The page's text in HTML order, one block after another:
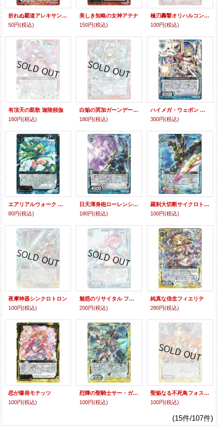
折れぬ覇道アレキサンダー
50円(税込)
美しき知略の女神アテナ
150円(税込)
極刃轟撃オリハルコンティラノ
100円(税込)
有頂天の凱歌 迦陵頻伽
180円(税込)
白焔の冥加ガーンデーヴァ
180円(税込)
ハイメガ・ウェポン リゲル
300円(税込)
エアリアルウォーク アルダナブ
80円(税込)
日天渾身砲ローレンシウム
180円(税込)
羅刹大切断サイクロトロン
100円(税込)
夜摩神器シンクロトロン
100円(税込)
魅惑のリサイタル フレデリカ
200円(税込)
純真な信念フィエリテ
280円(税込)
恋が爆発モテッツ
100円(税込)
烈輝の聖騎士サー・ガルマータ
100円(税込)
聖焔なる不死鳥フォスフラム
100円(税込)
(15件/107件)